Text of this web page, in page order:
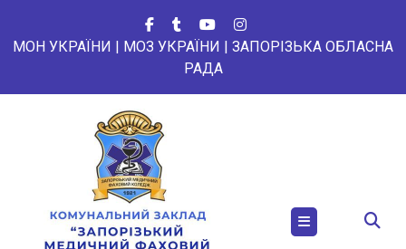
вмісту
МОН УКРАЇНИ | МОЗ УКРАЇНИ | ЗАПОРІЗЬКА ОБЛАСНА
РАДА